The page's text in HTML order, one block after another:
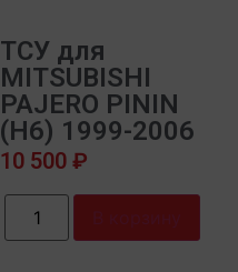
ТСУ для
MITSUBISHI
PAJERO PININ
(H6) 1999-2006
10 500 ₽